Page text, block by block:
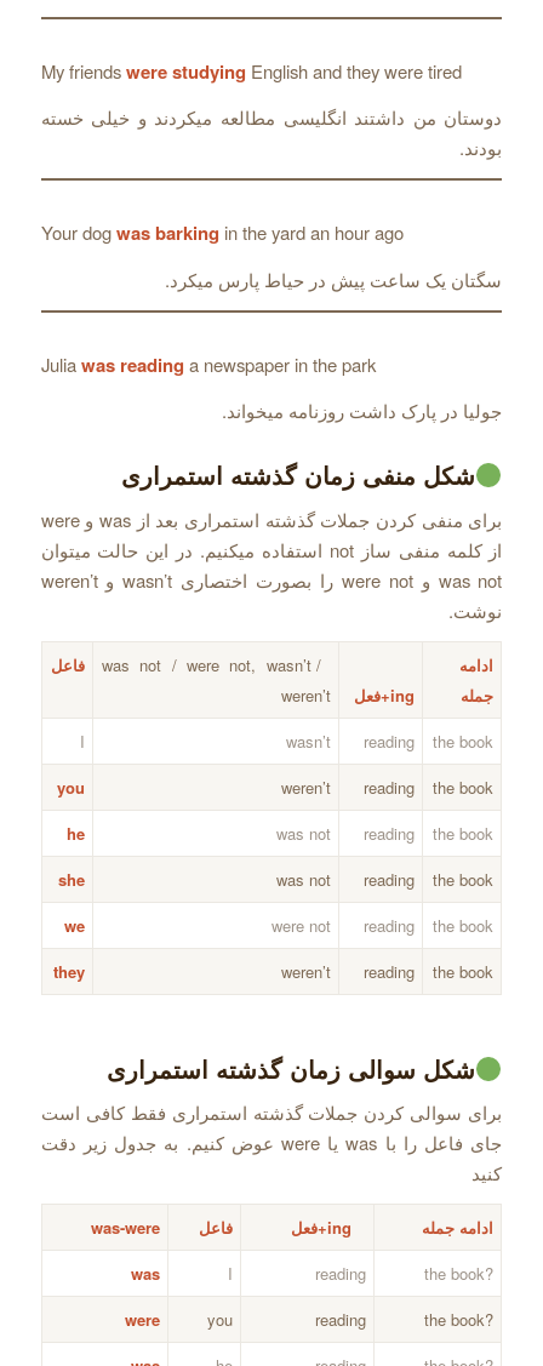
My friendswere studying English and they were tired
دوستان من داشتند انگلیسی مطالعه میکردند و خیلی خسته
بودند.
Your dogwas barking in the yard an hour ago
سگتان یک ساعت پیش در حیاط پارس میکرد.
Juliawas reading a newspaper in the park
جولیا در پارک داشت روزنامه میخواند.
شکل منفی زمان گذشته استمراری
برای منفی کردن جملات گذشته استمراری بعد از was و were
از کلمه منفی ساز not استفاده میکنیم. در این حالت میتوان
was not و were not را بصورت اختصاری wasn’t و weren’t
نوشت.
ادامه
جمله
ing+فعل
was not / were not, wasn’t /
weren’t
فاعل
the book
reading
wasn’t
I
the book
reading
weren’t
you
the book
reading
was not
he
the book
reading
was not
she
the book
reading
were not
we
the book
reading
weren’t
they
شکل سوالی زمان گذشته استمراری
برای سوالی کردن جملات گذشته استمراری فقط کافی است
جای فاعل را با was یا were عوض کنیم. به جدول زیر دقت
کنید
ادامه جمله فاعل
was-were
?the book
reading
I
was
?the book
reading
you
were